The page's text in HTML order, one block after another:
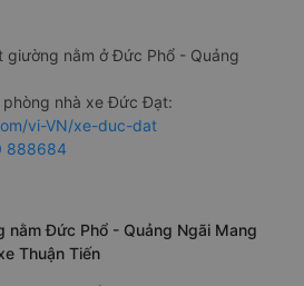
nằm ở Đức Phổ - Quảng
phòng nhà xe Đức Đạt:
vi-VN/xe-duc-dat
888684
nằm Đức Phổ - Quảng Ngãi Mang
Thuận Tiến